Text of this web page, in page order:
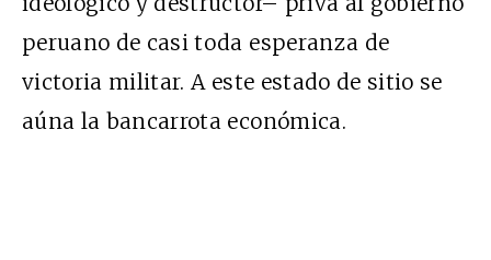
peruano de casi toda esperanza de
victoria militar. A este estado de sitio se
aúna la bancarrota económica.